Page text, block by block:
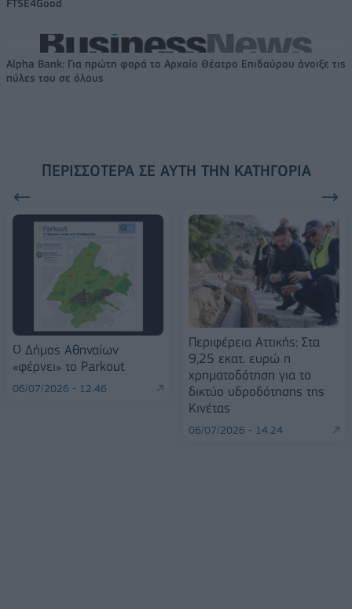
FTSE4Good
Alpha Bank: Για πρώτη φορά το Αρχαίο Θέατρο Επιδαύρου άνοιξε τις
πύλες του σε όλους
ΠΕΡΙΣΣΌΤΕΡΑ ΣΕ ΑΥΤΉ ΤΗΝ ΚΑΤΗΓΟΡΊΑ
Ο Δήμος Αθηναίων
«φέρνει» το Parkout
06/07/2026 - 12:46
Περιφέρεια Αττικής: Στα
9,25 εκατ. ευρώ η
χρηματοδότηση για το
δικτύο υδροδότησης της
Κινέτας
06/07/2026 - 14:24